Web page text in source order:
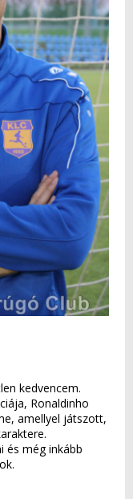
kedvencem.
Ronaldinho
amellyel játszott,
és még inkább